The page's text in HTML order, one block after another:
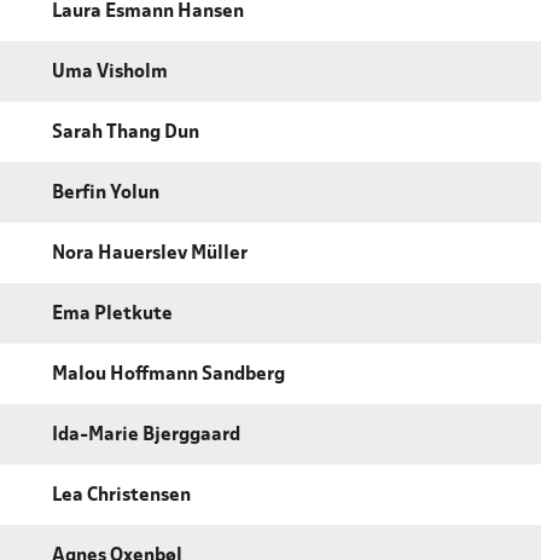
Laura Esmann Hansen
Uma Visholm
Sarah Thang Dun
Berfin Yolun
Nora Hauerslev Müller
Ema Pletkute
Malou Hoffmann Sandberg
Ida-Marie Bjerggaard
Lea Christensen
Agnes Oxenbøl